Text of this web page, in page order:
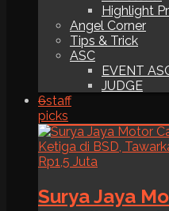
Highlight
Angel Corner
Tips & Trick
ASC
EVENT
JUDGE
6staff
picks
Surya Jaya